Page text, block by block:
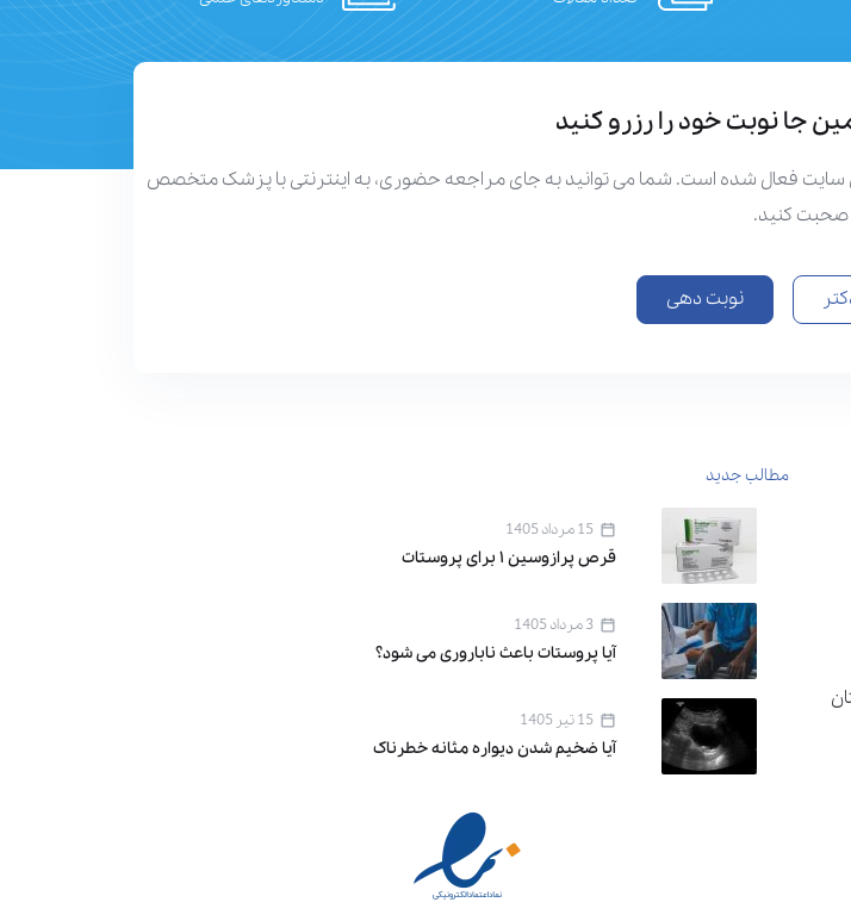
جا نوبت خود را رزرو کنید
فعال شده است. شما می توانید به جای مراجعه حضوری، به اینترنتی با پزشک متخصص
صحبت کنید.
نوبت دهی
مطالب جدید
15 مرداد 1405
قرص پرازوسین ۱ برای پروستات
3 مرداد 1405
آیا پروستات باعث ناباروری می‌ شود؟
15 تیر 1405
آیا ضخیم شدن دیواره مثانه خطرناک